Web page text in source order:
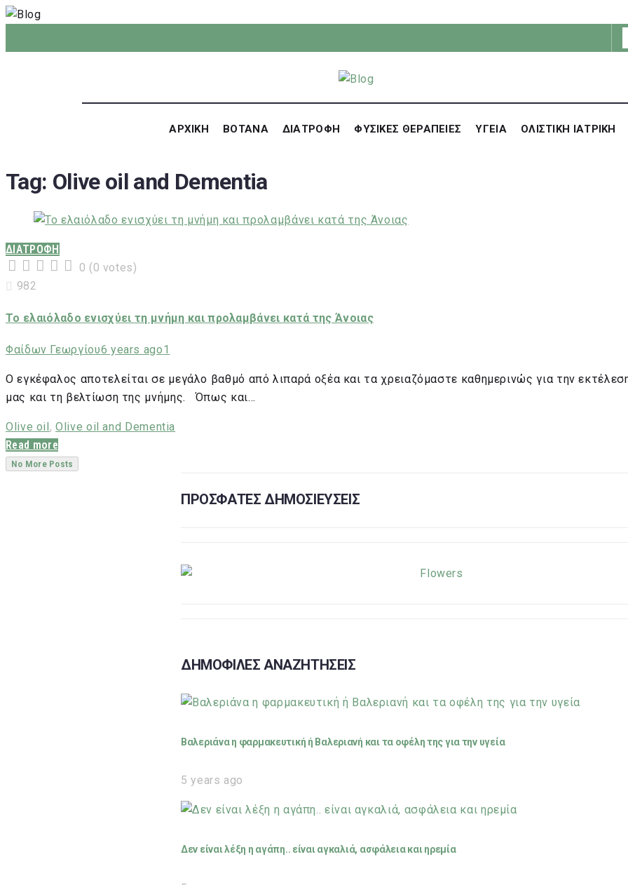
ΑΡΧΙΚΗ ΒΟΤΑΝΑ ΔΙΑΤΡΟΦΗ ΦΥΣΙΚΕΣ ΘΕΡΑΠΕΙΕΣ ΥΓΕΙΑ ΟΛΙΣΤΙΚΗ ΙΑΤΡΙΚΗ
Tag: Olive oil and Dementia
ΔΙΑΤΡΟΦΗ
2
1
0 (0 votes)
982
Το ελαιόλαδο ενισχύει τη μνήμη και προλαμβάνει κατά της Άνοιας
Φαίδων Γεωργίου6 years ago1
Ο εγκέφαλος αποτελείται σε μεγάλο βαθμό από λιπαρά οξέα και τα χρειαζόμαστε καθημερινώς για την
μας και τη βελτίωση της μνήμης. Όπως και…
Olive oil ,Olive oil and Dementia
Read more
No More Posts
ΠΡΟΣΦΑΤΕΣ ΔΗΜΟΣΙΕΥΣΕΙΣ
ΔΗΜΟΦΙΛΕΣ ΑΝΑΖΗΤΗΣΕΙΣ
Βαλεριάνα η φαρμακευτική ή Βαλεριανή και τα οφέλη της για την υγεία
5 years ago
Δεν είναι λέξη η αγάπη.. είναι αγκαλιά, ασφάλεια και ηρεμία